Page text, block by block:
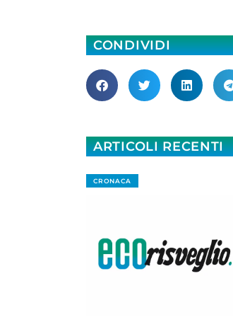
CONDIVIDI
ARTICOLI RECENTI
CRONACA